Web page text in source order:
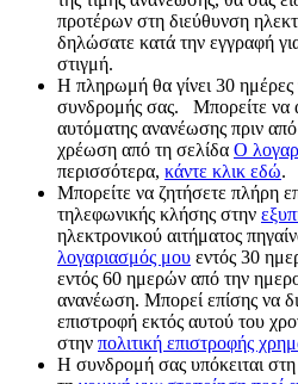
προτέρων στη διεύθυνση
δηλώσατε κατά την εγγραφή
στιγμή.
Η πληρωμή θα γίνει 30
συνδρομής σας. Μπορείτε να
αυτόματης ανανέωσης πριν
χρέωση από τη σελίδα Ο
περισσότερα, κάντε κλικ εδώ.
Μπορείτε να ζητήσετε πλήρη
τηλεφωνικής κλήσης στην
ηλεκτρονικού αιτήματος
λογαριασμός μου εντός 30
εντός 60 ημερών από την
ανανέωση. Μπορεί επίσης να
επιστροφή εκτός αυτού του
στην πολιτική επιστροφής
Η συνδρομή σας υπόκειται στη